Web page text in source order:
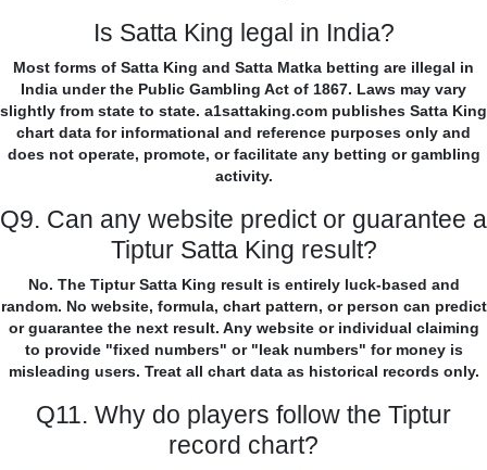
Is Satta King legal in India?
Most forms of Satta King and Satta Matka betting are illegal in
India under the Public Gambling Act of 1867. Laws may vary
slightly from state to state. a1sattaking.com publishes Satta King
chart data for informational and reference purposes only and
does not operate, promote, or facilitate any betting or gambling
activity.
Q9. Can any website predict or guarantee a
Tiptur Satta King result?
No. The Tiptur Satta King result is entirely luck-based and
random. No website, formula, chart pattern, or person can predict
or guarantee the next result. Any website or individual claiming
to provide "fixed numbers" or "leak numbers" for money is
misleading users. Treat all chart data as historical records only.
Q11. Why do players follow the Tiptur
record chart?